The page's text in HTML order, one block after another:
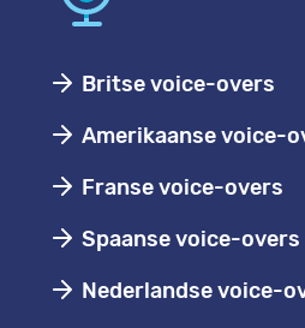
Britse voice-overs
Amerikaanse voice-
Franse voice-overs
Spaanse voice-overs
Nederlandse voice-